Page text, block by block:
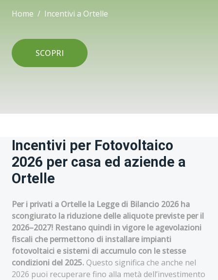
Home Incentivi a Ortelle
SCOPRI
Incentivi per Fotovoltaico
2026 per casa ed aziende a
Ortelle
Per i privati a Ortelle la Legge di Bilancio 2026 ha
scongiurato la riduzione delle aliquote previste per il
2026–2027! Restano quindi in vigore le agevolazioni
fiscali che permettono di installare impianti
fotovoltaici e sistemi di accumulo con le stesse
condizioni del 2025. Questo significa che anche nel
2026 puoi recuperare fino alla metà dell’investimento